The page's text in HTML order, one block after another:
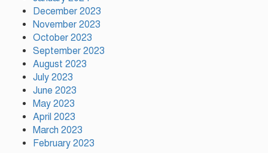
December 2023
November 2023
October 2023
September 2023
August 2023
July 2023
June 2023
May 2023
April 2023
March 2023
February 2023